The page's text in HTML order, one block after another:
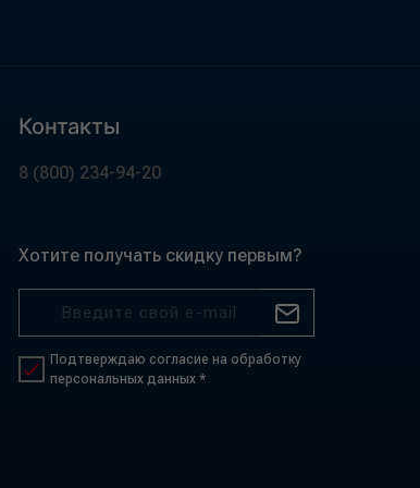
Контакты
8 (800) 234-94-20
Хотите получать скидку первым?
Подтверждаю согласие на обработку
персональных данных *